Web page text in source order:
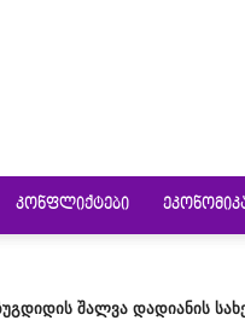
ᲙᲝᲜᲤᲚᲘᲥᲢᲔᲑᲘ
შალვა დადიანის